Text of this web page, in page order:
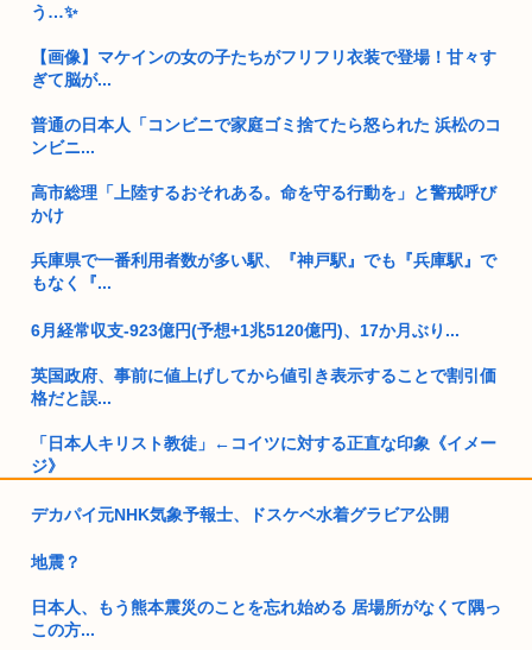
う…✨
【画像】マケインの女の子たちがフリフリ衣装で登場！甘々す
ぎて脳が...
普通の日本人「コンビニで家庭ゴミ捨てたら怒られた 浜松のコ
ンビニ...
高市総理「上陸するおそれある。命を守る行動を」と警戒呼び
かけ
兵庫県で一番利用者数が多い駅、『神戸駅』でも『兵庫駅』で
もなく『...
6月経常収支-923億円(予想+1兆5120億円)、17か月ぶり...
英国政府、事前に値上げしてから値引き表示することで割引価
格だと誤...
「日本人キリスト教徒」←コイツに対する正直な印象《イメー
ジ》
ドイツ、熱中症で10,000人以上が死亡、ほとんどがお前らと同
左翼さん「高市が防弾ガラスでスピーチしてる クソ 」→石破
デカパイ元NHK気象予報士、ドスケベ水着グラビア公開
地震？
日本人、もう熊本震災のことを忘れ始める 居場所がなくて隅っ
この方...